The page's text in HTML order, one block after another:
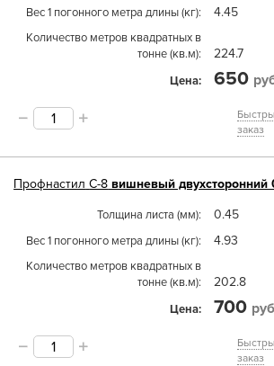
Вес 1 погонного метра длины (кг) 4.45
Количество метров квадратных в
тонне (кв.м)
224.7
Цена 650
заказ
Профнастил С-8 вишневый
Толщина листа (мм) 0.45
Вес 1 погонного метра длины (кг) 4.93
Количество метров квадратных в
тонне (кв.м)
202.8
Цена 700
заказ